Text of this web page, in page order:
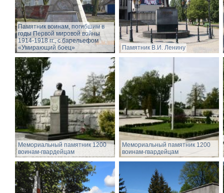
Памятник воинам, погибшим в
годы Первой мировой войны
1914-1918 гг., с барельефом
«Умирающий боец»
Памятник В.И. Ленину
Мемориальный памятник 1200
воинам-гвардейцам
Мемориальный памятник 1200
воинам-гвардейцам